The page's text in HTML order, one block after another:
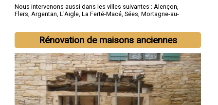
Nous intervenons aussi dans les villes suivantes : Alençon,
Flers, Argentan, L'Aigle, La Ferté-Macé, Sées, Mortagne-au-
Rénovation de maisons anciennes